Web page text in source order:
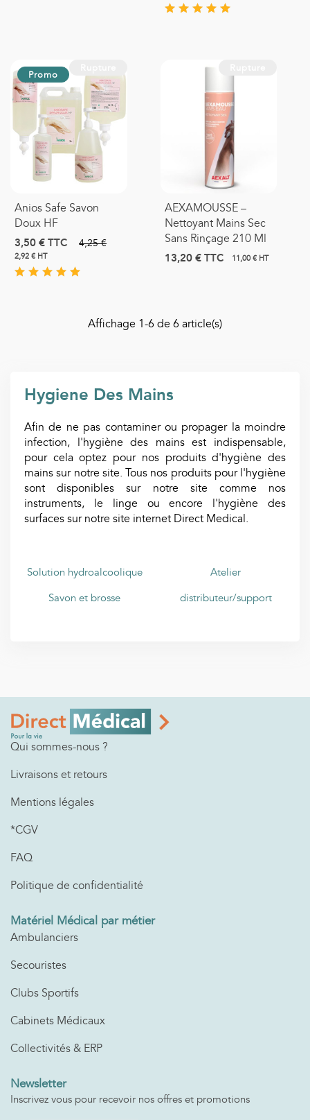
Hygiene Des Mains
Afin de ne pas contaminer ou propager la moindre
infection, l'hygiène des mains est indispensable,
pour cela optez pour nos produits d'hygiène des
mains sur notre site. Tous nos produits pour l'hygiène
sont disponibles sur notre site comme nos
instruments, le linge ou encore l'hygiène des
surfaces sur notre site internet Direct Medical.
Solution hydroalcoolique
Atelier
Savon et brosse
distributeur/support
Promo
Anios Safe Savon
Doux HF
3,50 €TTC 4,25 €
2,92 € HT
AEXAMOUSSE –
Nettoyant Mains Sec
Sans Rinçage 210 Ml
13,20 €TTC 11,00 € HT
Affichage 1-6 de 6 article(s)
Qui sommes-nous ?
Livraisons et retours
Mentions légales
*CGV
FAQ
Politique de confidentialité
Matériel Médical par métier
Ambulanciers
Secouristes
Clubs Sportifs
Cabinets Médicaux
Collectivités & ERP
Newsletter
Inscrivez vous pour recevoir nos offres et promotions